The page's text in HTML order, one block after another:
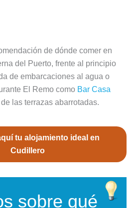
de dónde comer en
del Puerto, frente al principio
de embarcaciones al agua o
El Remo como Bar Casa
las terrazas abarrotadas.
tu alojamiento ideal en
Cudillero
sobre qué